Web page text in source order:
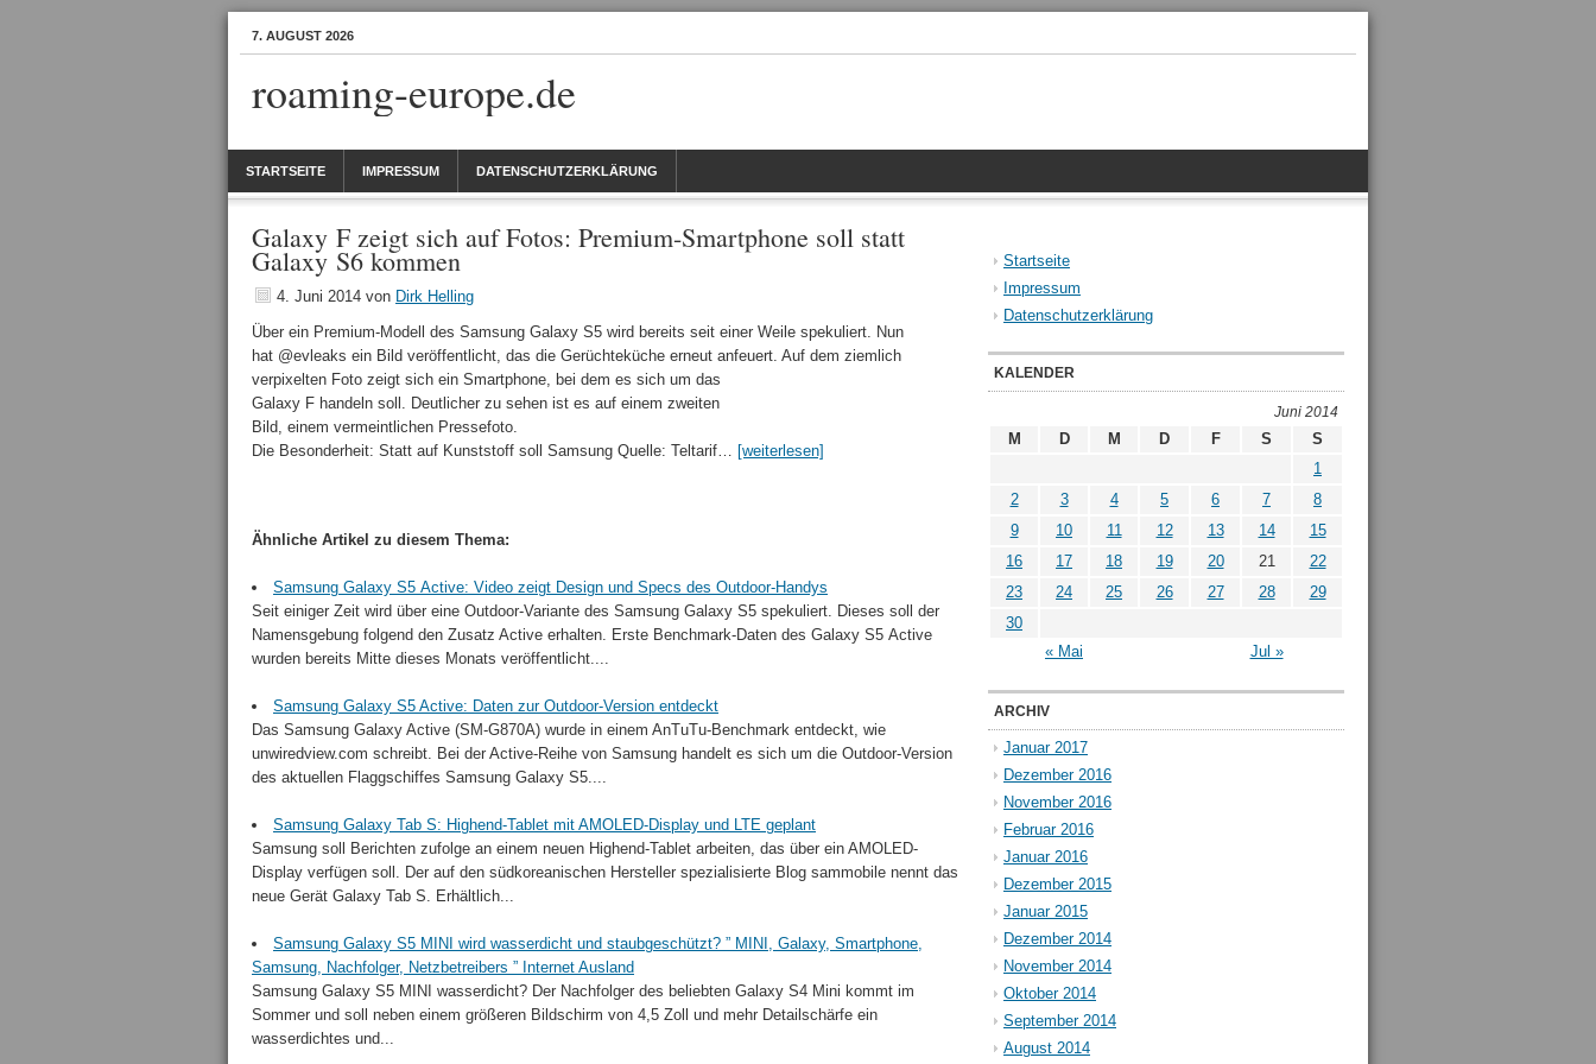
7. AUGUST 2026
roaming-europe.de
STARTSEITE IMPRESSUM DATENSCHUTZERKLÄRUNG
Galaxy F zeigt sich auf Fotos: Premium-Smartphone soll statt
Galaxy S6 kommen
4. Juni 2014 von Dirk Helling
Über ein Premium-Modell des Samsung Galaxy S5 wird bereits seit einer Weile spekuliert. Nun
hat @evleaks ein Bild veröffentlicht, das die Gerüchteküche erneut anfeuert. Auf dem ziemlich
verpixelten Foto zeigt sich ein Smartphone, bei dem es sich um das
Galaxy F handeln soll. Deutlicher zu sehen ist es auf einem zweiten
Bild, einem vermeintlichen Pressefoto.
Die Besonderheit: Statt auf Kunststoff soll Samsung Quelle: Teltarif… [weiterlesen]
Ähnliche Artikel zu diesem Thema:
Samsung Galaxy S5 Active: Video zeigt Design und Specs des Outdoor-Handys
Seit einiger Zeit wird über eine Outdoor-Variante des Samsung Galaxy S5 spekuliert. Dieses soll der
Namensgebung folgend den Zusatz Active erhalten. Erste Benchmark-Daten des Galaxy S5 Active
wurden bereits Mitte dieses Monats veröffentlicht....
Samsung Galaxy S5 Active: Daten zur Outdoor-Version entdeckt
Das Samsung Galaxy Active (SM-G870A) wurde in einem AnTuTu-Benchmark entdeckt, wie
unwiredview.com schreibt. Bei der Active-Reihe von Samsung handelt es sich um die Outdoor-Version
des aktuellen Flaggschiffes Samsung Galaxy S5....
Samsung Galaxy Tab S: Highend-Tablet mit AMOLED-Display und LTE geplant
Samsung soll Berichten zufolge an einem neuen Highend-Tablet arbeiten, das über ein AMOLED-
Display verfügen soll. Der auf den südkoreanischen Hersteller spezialisierte Blog sammobile nennt das
neue Gerät Galaxy Tab S. Erhältlich...
Samsung Galaxy S5 MINI wird wasserdicht und staubgeschützt? ” MINI, Galaxy, Smartphone,
Samsung, Nachfolger, Netzbetreibers ” Internet Ausland
Samsung Galaxy S5 MINI wasserdicht? Der Nachfolger des beliebten Galaxy S4 Mini kommt im
Sommer und soll neben einem größeren Bildschirm von 4,5 Zoll und mehr Detailschärfe ein
wasserdichtes und...
Startseite
Impressum
Datenschutzerklärung
KALENDER
Juni 2014
M D M D F S S
« Mai Jul »
1
2
3 4 5 6 7
8
9
10 11 12 13 14
15
16
17 18 19 20 21
22
23
24 25 26 27 28
29
30
ARCHIV
Januar 2017
Dezember 2016
November 2016
Februar 2016
Januar 2016
Dezember 2015
Januar 2015
Dezember 2014
November 2014
Oktober 2014
September 2014
August 2014